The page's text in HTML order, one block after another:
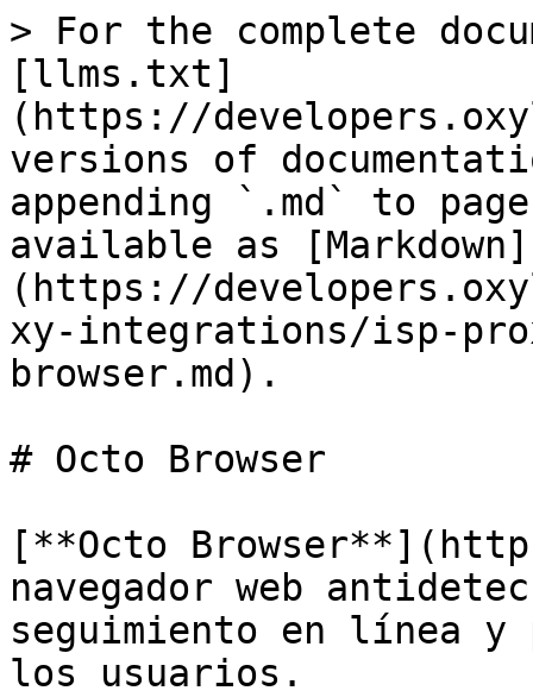
> For the complete
[llms.txt]
(https://
versions of
appending `.md` to
available as [Markdown]
(https://
xy-integrations/isp-
browser.md).
# Octo Browser
[**Octo
navegador web
seguimiento en línea
los usuarios.